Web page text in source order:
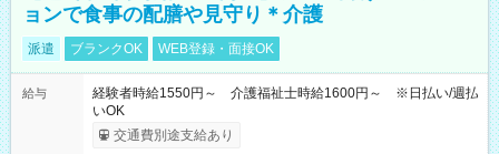
ョンで食事の配膳や見守り＊介護
派遣 ブランクOK WEB登録・面接OK
給与
経験者時給1550円～ 介護福祉士時給1600円～ ※日払い/週払
いOK
交通費別途支給あり